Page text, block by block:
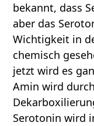
bekannt, dass
aber das
Wichtigkeit in
chemisch
jetzt wird es
Amin wird
Serotonin wird